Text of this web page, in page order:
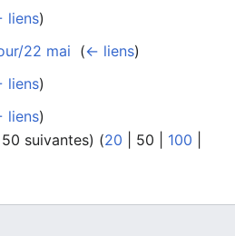
liens)
22 mai (← liens)
liens)
liens)
50 suivantes) (20 50 100